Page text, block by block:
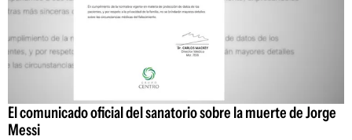
El comunicado oficial del sanatorio sobre la muerte de Jorge
Messi